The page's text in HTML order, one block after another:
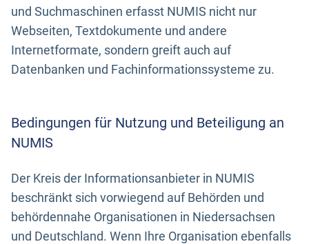
und Suchmaschinen erfasst NUMIS nicht nur
Webseiten, Textdokumente und andere
Internetformate, sondern greift auch auf
Datenbanken und Fachinformationssysteme zu.
Bedingungen für Nutzung und Beteiligung an
NUMIS
Der Kreis der Informationsanbieter in NUMIS
beschränkt sich vorwiegend auf Behörden und
behördennahe Organisationen in Niedersachsen
und Deutschland. Wenn Ihre Organisation ebenfalls